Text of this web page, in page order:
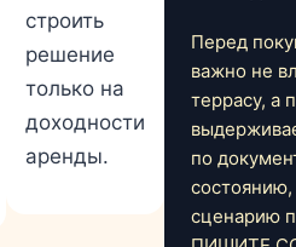
строить
решение
только на
доходности
аренды.
Перед
важно не
террасу, а
по
сценарию